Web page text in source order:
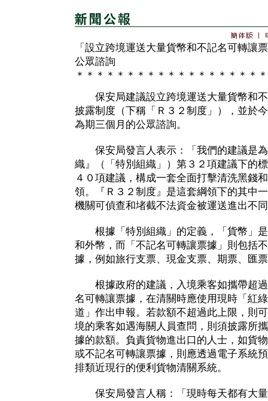
「設立跨境運送大量貨幣和不記名可轉讓
公眾諮詢
＊＊＊＊＊＊＊＊＊＊＊＊＊＊＊＊＊＊
保安局建議設立跨境運送大量貨幣和不
披露制度（下稱「Ｒ３２制度」），並於
為期三個月的公眾諮詢。
保安局發言人表示：「我們的建議是為
織』（「特別組織」）第３２項建議下的
４０項建議，構成一套全面打擊清洗黑錢
領。『Ｒ３２制度』是這套綱領下的其中
機關可偵查和堵截不法資金被運送進出不
根據「特別組織」的定義，「貨幣」是
和外幣，而「不記名可轉讓票據」則包括
據，例如旅行支票、現金支票、期票、匯
根據政府的建議，入境乘客如攜帶超過
名可轉讓票據，在清關時應使用現時「紅
道」作出申報。若款額不超過此上限，則
境的乘客如遇海關人員查問，則須披露所
據的款額。負責貨物進出口的人士，如貨
或不記名可轉讓票據，則應透過電子系統
排類近現行的便利貨物清關系統。
保安局發言人稱：「現時每天都有大量